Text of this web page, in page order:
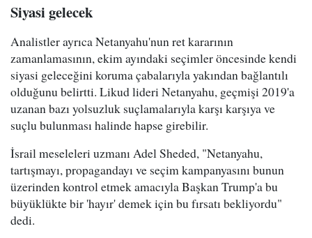
Siyasi gelecek
Analistler ayrıca Netanyahu'nun ret kararının
zamanlamasının, ekim ayındaki seçimler öncesinde kendi
siyasi geleceğini koruma çabalarıyla yakından bağlantılı
olduğunu belirtti. Likud lideri Netanyahu, geçmişi 2019'a
uzanan bazı yolsuzluk suçlamalarıyla karşı karşıya ve
suçlu bulunması halinde hapse girebilir.
İsrail meseleleri uzmanı Adel Sheded, "Netanyahu,
tartışmayı, propagandayı ve seçim kampanyasını bunun
üzerinden kontrol etmek amacıyla Başkan Trump'a bu
büyüklükte bir 'hayır' demek için bu fırsatı bekliyordu"
dedi.